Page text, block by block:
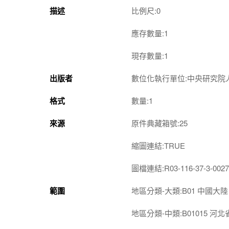
描述 比例尺:0
應存數量:1
現存數量:1
出版者 數位化執行單位:中央研究
格式 數量:1
來源 原件典藏箱號:25
縮圖連結:TRUE
圖檔連結:R03-116-37-3-0027
範圍 地區分類-大類:B01 中國大陸
地區分類-中類:B01015 河北